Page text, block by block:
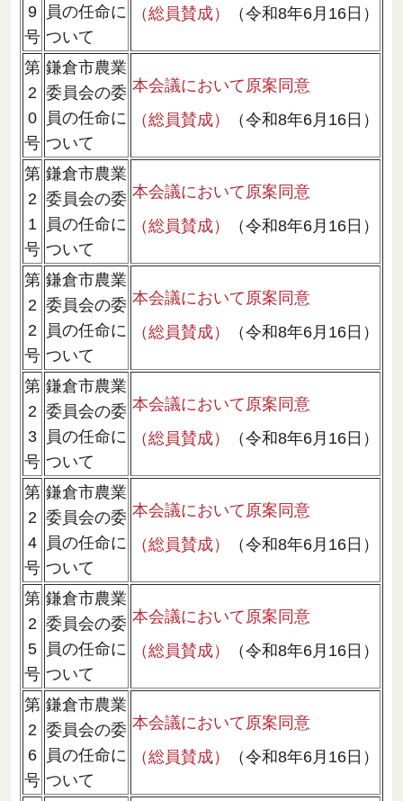
9
号
員の任命に
ついて
（総員賛成） （令和8年6月16日）
第
2
0
号
鎌倉市農業
委員会の委
員の任命に
ついて
本会議において原案同意
（総員賛成）
（令和8年6月16日）
第
2
1
号
鎌倉市農業
委員会の委
員の任命に
ついて
本会議において原案同意
（総員賛成）
（令和8年6月16日）
第
2
2
号
鎌倉市農業
委員会の委
員の任命に
ついて
本会議において原案同意
（総員賛成）
（令和8年6月16日）
第
2
3
号
鎌倉市農業
委員会の委
員の任命に
ついて
本会議において原案同意
（総員賛成）
（令和8年6月16日）
第
2
4
号
鎌倉市農業
委員会の委
員の任命に
ついて
本会議において原案同意
（総員賛成）
（令和8年6月16日）
第
2
5
号
鎌倉市農業
委員会の委
員の任命に
ついて
本会議において原案同意
（総員賛成）
（令和8年6月16日）
第
2
6
号
鎌倉市農業
委員会の委
員の任命に
ついて
本会議において原案同意
（総員賛成）
（令和8年6月16日）